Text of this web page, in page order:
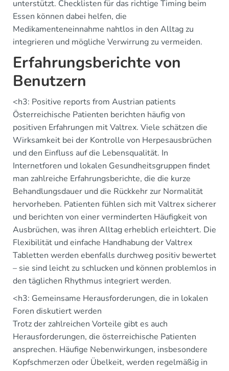
unterstützt. Checklisten für das richtige Timing beim
Essen können dabei helfen, die
Medikamenteneinnahme nahtlos in den Alltag zu
integrieren und mögliche Verwirrung zu vermeiden.
Erfahrungsberichte von
Benutzern
<h3: Positive reports from Austrian patients
Österreichische Patienten berichten häufig von
positiven Erfahrungen mit Valtrex. Viele schätzen die
Wirksamkeit bei der Kontrolle von Herpesausbrüchen
und den Einfluss auf die Lebensqualität. In
Internetforen und lokalen Gesundheitsgruppen findet
man zahlreiche Erfahrungsberichte, die die kurze
Behandlungsdauer und die Rückkehr zur Normalität
hervorheben. Patienten fühlen sich mit Valtrex sicherer
und berichten von einer verminderten Häufigkeit von
Ausbrüchen, was ihren Alltag erheblich erleichtert. Die
Flexibilität und einfache Handhabung der Valtrex
Tabletten werden ebenfalls durchweg positiv bewertet
– sie sind leicht zu schlucken und können problemlos in
den täglichen Rhythmus integriert werden.
<h3: Gemeinsame Herausforderungen, die in lokalen
Foren diskutiert werden
Trotz der zahlreichen Vorteile gibt es auch
Herausforderungen, die österreichische Patienten
ansprechen. Häufige Nebenwirkungen, insbesondere
Kopfschmerzen oder Übelkeit, werden regelmäßig in